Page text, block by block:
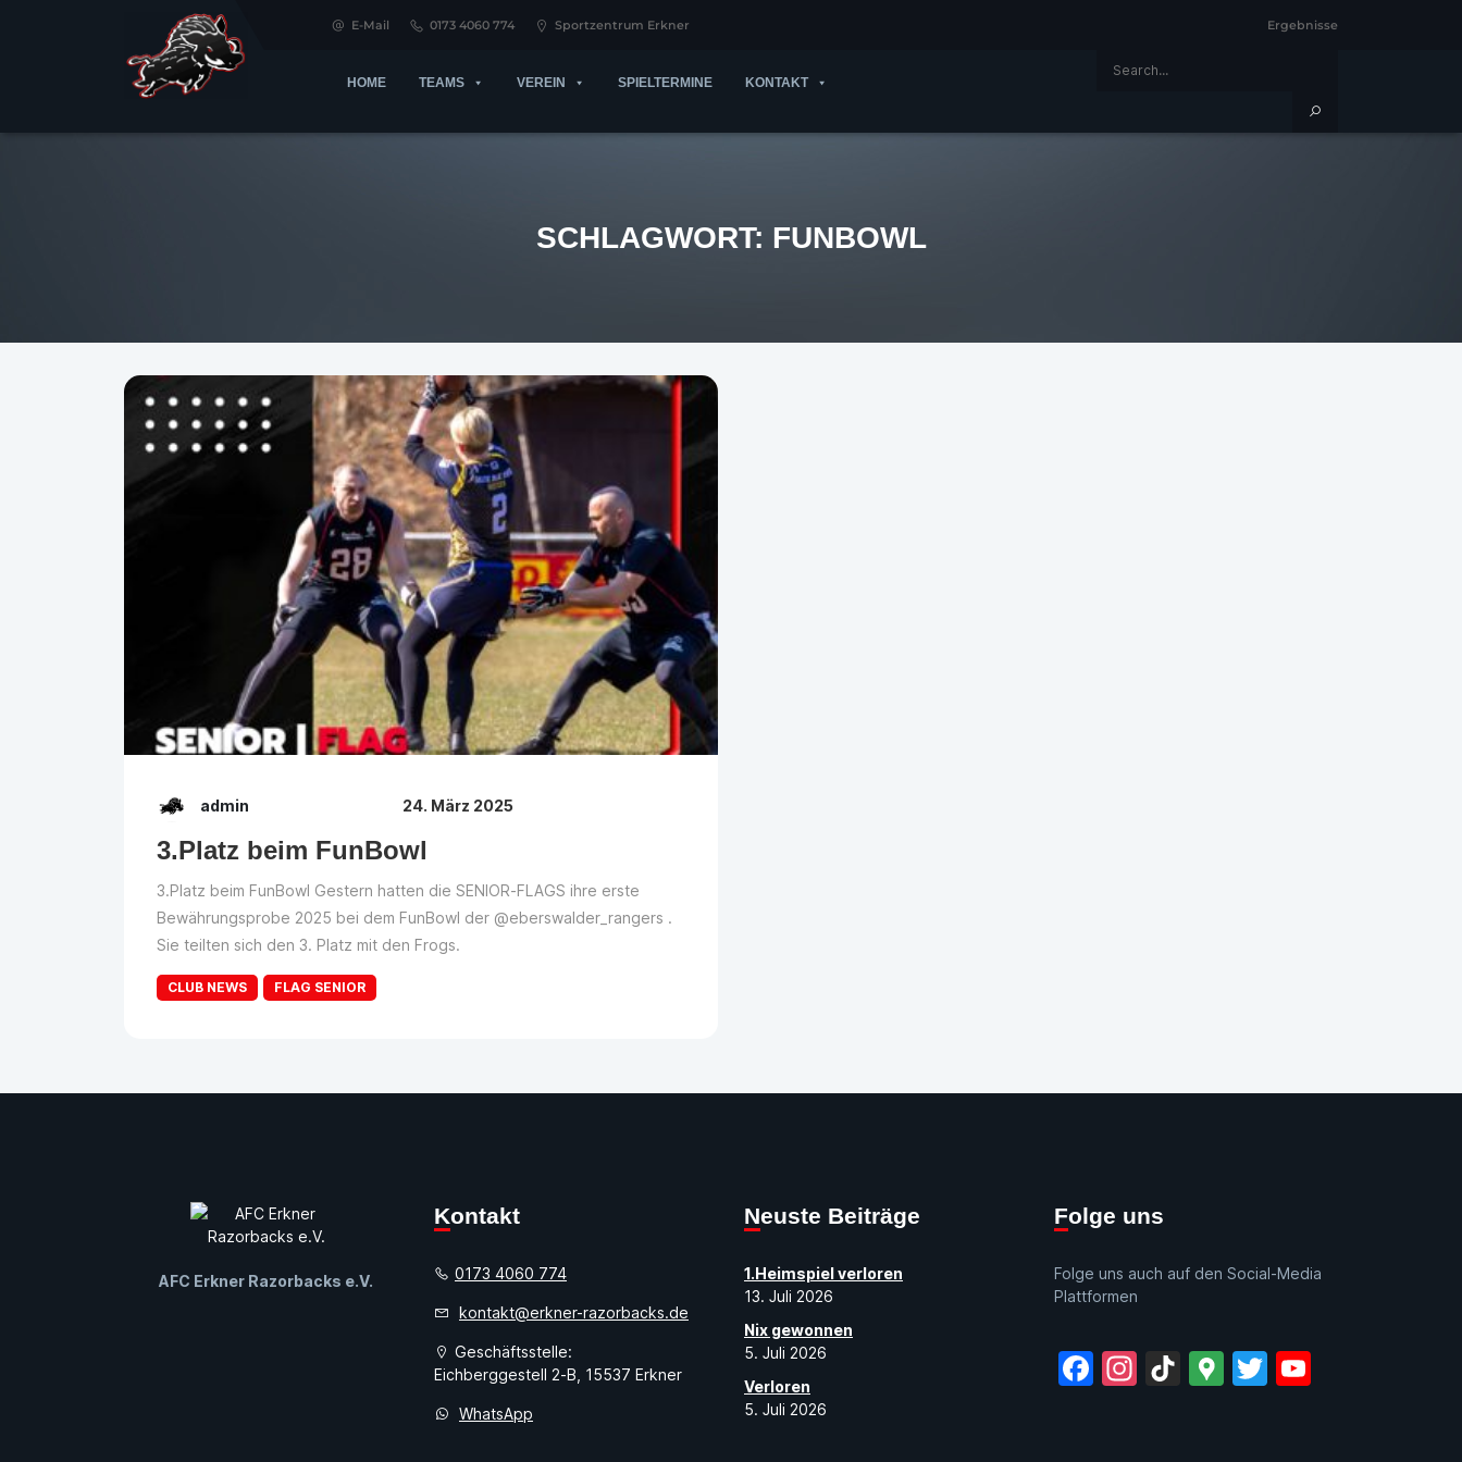
E-Mail 0173 4060 774 Sportzentrum Erkner Ergebnisse
HOME TEAMS VEREIN SPIELTERMINE KONTAKT
SCHLAGWORT: FUNBOWL
admin 24. März 2025
3.Platz beim FunBowl
3.Platz beim FunBowl Gestern hatten die SENIOR-FLAGS ihre erste
Bewährungsprobe 2025 bei dem FunBowl der @eberswalder_rangers .
Sie teilten sich den 3. Platz mit den Frogs.
CLUB NEWS FLAG SENIOR
AFC Erkner Razorbacks e.V.
Kontakt
0173 4060 774
kontakt@erkner-razorbacks.de
Geschäftsstelle:
Eichberggestell 2-B, 15537 Erkner
WhatsApp
Neuste Beiträge
1.Heimspiel verloren
13. Juli 2026
Nix gewonnen
5. Juli 2026
Verloren
5. Juli 2026
Folge uns
Folge uns auch auf den Social-Media
Plattformen
Facebook
Instagram
TikTok
GoogleTwitter